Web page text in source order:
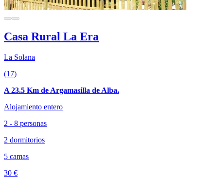
Casa Rural La Era
La Solana
(17)
A 23.5 Km de Argamasilla de Alba.
Alojamiento entero
2 - 8 personas
2 dormitorios
5 camas
30 €